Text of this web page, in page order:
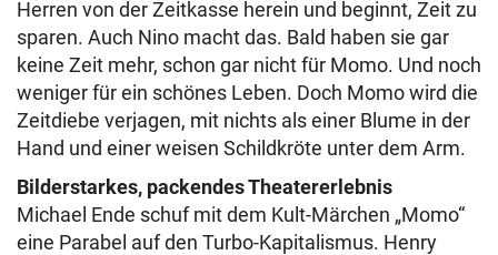
Herren von der Zeitkasse herein und beginnt, Zeit zu
sparen. Auch Nino macht das. Bald haben sie gar
keine Zeit mehr, schon gar nicht für Momo. Und noch
weniger für ein schönes Leben. Doch Momo wird die
Zeitdiebe verjagen, mit nichts als einer Blume in der
Hand und einer weisen Schildkröte unter dem Arm.
Bilderstarkes, packendes Theatererlebnis
Michael Ende schuf mit dem Kult-Märchen „Momo“
eine Parabel auf den Turbo-Kapitalismus. Henry